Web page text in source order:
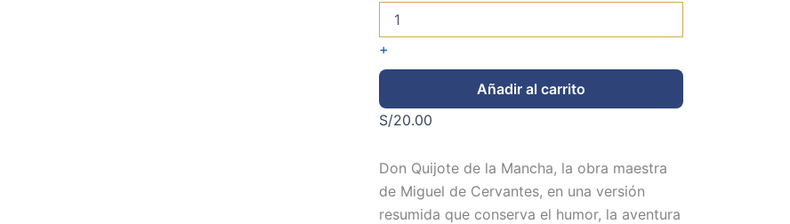
+
Añadir al carrito
S/20.00
Don Quijote de la Mancha, la obra maestra
de Miguel de Cervantes, en una versión
resumida que conserva el humor, la aventura